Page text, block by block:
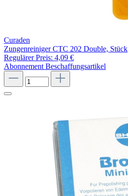
Curaden
Zungenreiniger CTC 202 Double, Stück
Regulärer Preis: 4,09 €
Abonnement Beschaffungsartikel